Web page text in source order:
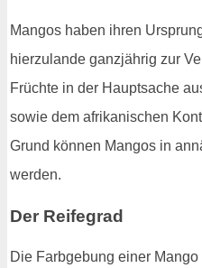
Mangos haben ihren
hierzulande ganzjährig zur
Früchte in der Hauptsache
sowie dem afrikanischen
Grund können Mangos in
werden.
Der Reifegrad
Die Farbgebung einer